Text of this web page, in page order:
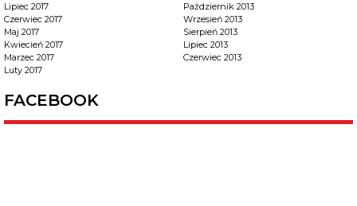
Lipiec 2017
Czerwiec 2017
Maj 2017
Kwiecień 2017
Marzec 2017
Luty 2017
Październik 2013
Wrzesień 2013
Sierpień 2013
Lipiec 2013
Czerwiec 2013
FACEBOOK